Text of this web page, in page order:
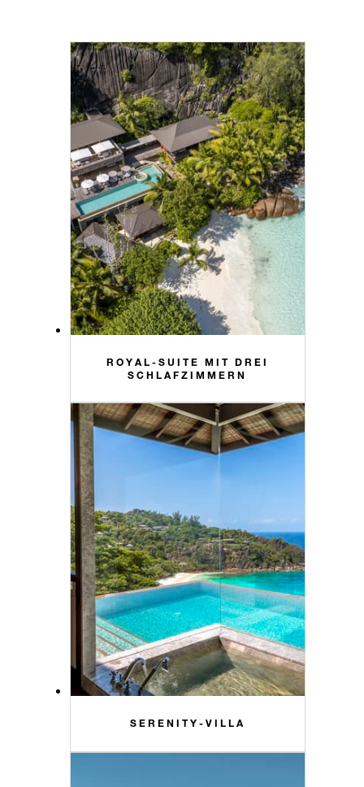
ROYAL-SUITE MIT DREI
SCHLAFZIMMERN
SERENITY-VILLA